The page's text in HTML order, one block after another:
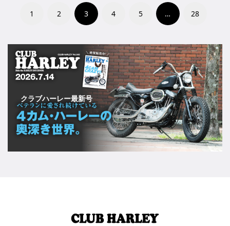
1 2 3 4 5 … 28
クラブハーレー最新号